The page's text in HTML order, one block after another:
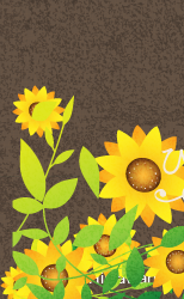
©Himawari